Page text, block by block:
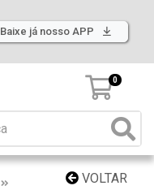
Baixe já nosso APP
0
VOLTAR